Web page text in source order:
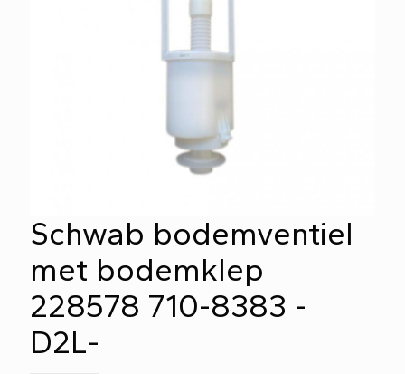
Schwab bodemventiel
met bodemklep
228578 710-8383 -
D2L-